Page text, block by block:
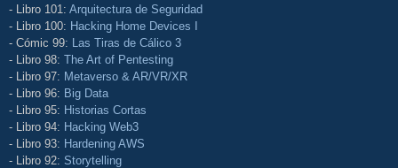
- Libro 101: Arquitectura de Seguridad
- Libro 100: Hacking Home Devices I
- Cómic 99: Las Tiras de Cálico 3
- Libro 98: The Art of Pentesting
- Libro 97: Metaverso & AR/VR/XR
- Libro 96: Big Data
- Libro 95: Historias Cortas
- Libro 94: Hacking Web3
- Libro 93: Hardening AWS
- Libro 92: Storytelling